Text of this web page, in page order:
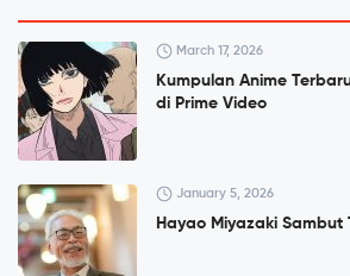
March 17, 2026
Kumpulan Anime
di Prime Video
January 5, 2026
Hayao Miyazaki Sambut